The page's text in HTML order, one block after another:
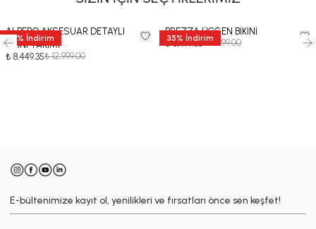
35 % İndirim
ALBERO AKSESUAR DETAYLI
BİKİNİ TAKIMI
₺ 8,449.35₺ 12,999.00
35% İndirim
BREZZA ÜÇGEN BİKİNİ
₺ 6,499.35 ₺ 9,999.00
E-bültenimize kayıt ol, yenilikleri ve fırsatları önce sen keşfet!